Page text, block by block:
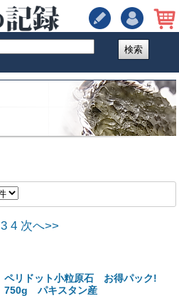
検索
3 4 次へ>>
ペリドット小粒原石 お得パック!
750g パキスタン産